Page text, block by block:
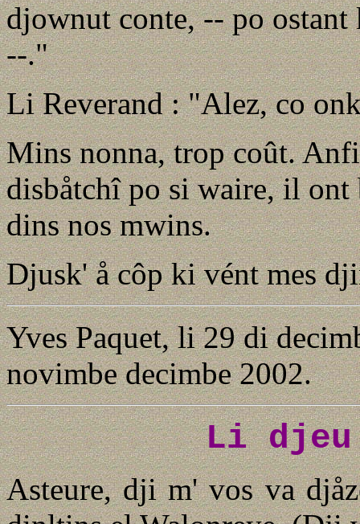
djownut conte, -- po
--."
Li Reverand : "Alez, co
Mins nonna, trop coût.
disbåtchî po si waire, il ont
dins nos mwins.
Djusk' å côp ki vént mes
Yves Paquet, li 29 di
novimbe decimbe 2002.
Li
Asteure, dji m' vos va